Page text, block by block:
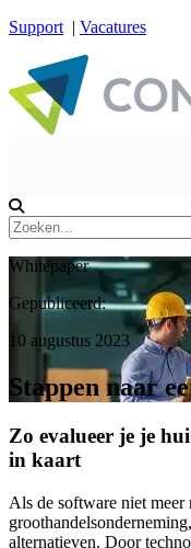
Support | Vacatures
Whitepaper
Gepubliceerd:
10 augustus 2023
Stappen naar
Zo evalueer je je
in kaart
Als de software niet
alternatieven. Door